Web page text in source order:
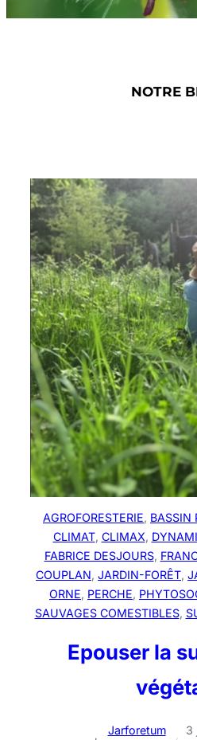
NOTRE
AGROFORESTERIE, BASSIN
CLIMAT, CLIMAX,
FABRICE DESJOURS,
COUPLAN, JARDIN-FORÊT,
ORNE, PERCHE,
SAUVAGES COMESTIBLES,
Epouser la
Jarforetum
3